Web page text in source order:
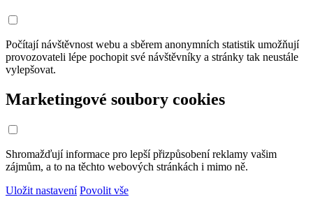
Počítají návštěvnost webu a sběrem anonymních statistik umožňují
provozovateli lépe pochopit své návštěvníky a stránky tak neustále
vylepšovat.
Marketingové soubory cookies
Shromažďují informace pro lepší přizpůsobení reklamy vašim
zájmům, a to na těchto webových stránkách i mimo ně.
Uložit nastavení Povolit vše